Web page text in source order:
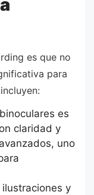
es que no
para
es
claridad y
uno
y